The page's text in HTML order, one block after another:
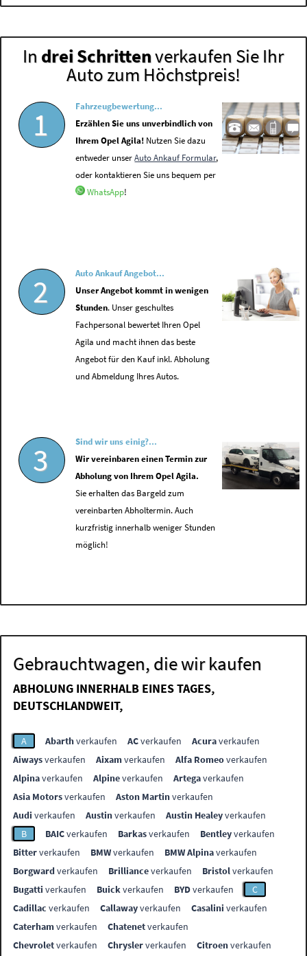
In drei Schrittenverkaufen Sie Ihr
Auto zum Höchstpreis!
1
Fahrzeugbewertung...
Erzählen Sie uns unverbindlich von
Ihrem Opel Agila! Nutzen Sie dazu
entweder unserAuto Ankauf Formular,
oder kontaktieren Sie uns bequem per
WhatsApp!
2
Auto Ankauf Angebot...
Unser Angebot kommt in wenigen
Stunden. Unser geschultes
Fachpersonal bewertet Ihren Opel
Agila und macht ihnen das beste
Angebot für den Kauf inkl. Abholung
und Abmeldung Ihres Autos.
3
Sind wir uns einig?...
Wir vereinbaren einen Termin zur
Abholung von Ihrem Opel Agila.
Sie erhalten das Bargeld zum
vereinbarten Abholtermin. Auch
kurzfristig innerhalb weniger Stunden
möglich!
Gebrauchtwagen, die wir kaufen
ABHOLUNG INNERHALB EINES TAGES,
DEUTSCHLANDWEIT,
A Abarthverkaufen ACverkaufen Acuraverkaufen
Aiwaysverkaufen Aixamverkaufen Alfa Romeoverkaufen
Alpinaverkaufen Alpineverkaufen Artegaverkaufen
Asia Motorsverkaufen Aston Martinverkaufen
Audi verkaufen Austinverkaufen Austin Healeyverkaufen
B
BAICverkaufen Barkasverkaufen Bentleyverkaufen
Bitterverkaufen BMWverkaufen BMW Alpinaverkaufen
Borgwardverkaufen Brillianceverkaufen Bristolverkaufen
Bugatti verkaufen Buickverkaufen BYDverkaufen
C
Cadillac verkaufen Callawayverkaufen Casalini verkaufen
Caterhamverkaufen Chatenetverkaufen
Chevroletverkaufen Chryslerverkaufen Citroenverkaufen